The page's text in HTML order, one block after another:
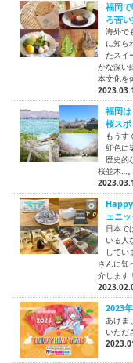
福岡
ろ苦
海外で
に知ら
たスイ
かな深い
本文化を
福岡
桜スポ
もうす
紅色に
歴史的
桜並木…
ェニ
日本で
いる人
して
さんに知
介します！
2023
あけま
いただ